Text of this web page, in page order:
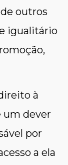
outros
igualitário
à
um dever
por
a ela